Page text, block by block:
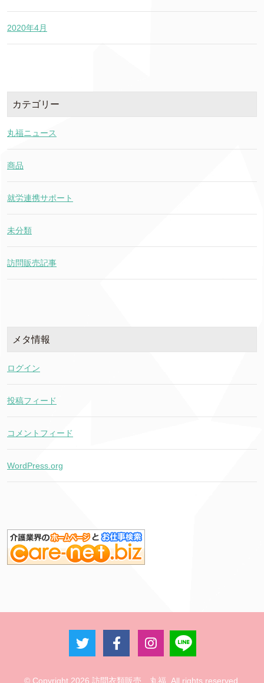
2020年4月
カテゴリー
丸福ニュース
商品
就労連携サポート
未分類
訪問販売記事
メタ情報
ログイン
投稿フィード
コメントフィード
WordPress.org
© Copyright 2026 訪問衣類販売 丸福. All rights reserved.